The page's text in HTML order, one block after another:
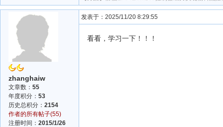
zhanghaiw
文章数： 55
年度积分： 53
历史总积分： 2154
作者的所有帖子(55)
注册时间： 2015/1/26
发表于：2025/11/20 8:29:55
看看，学习一下！！！